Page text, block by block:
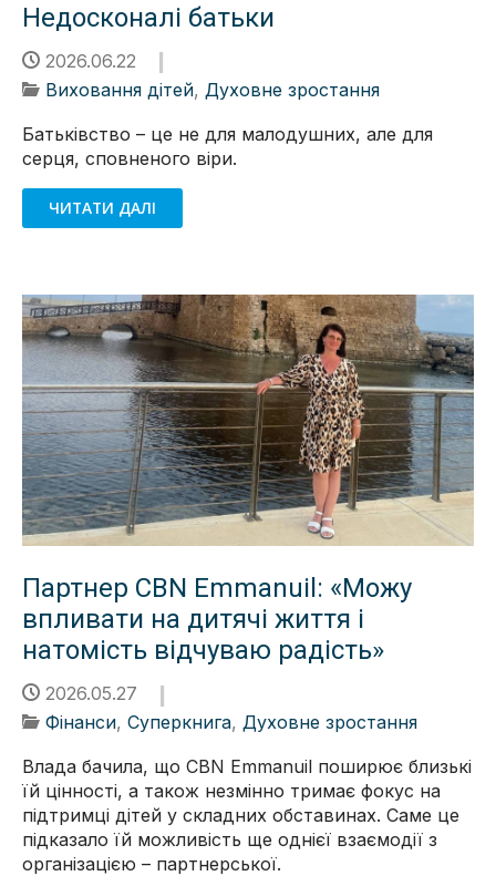
Недосконалі батьки
2026.06.22
Виховання дітей, Духовне зростання
Батьківство – це не для малодушних, але для
серця, сповненого віри.
ЧИТАТИ ДАЛІ
Партнер CBN Emmanuil: «Можу
впливати на дитячі життя і
натомість відчуваю радість»
2026.05.27
Фінанси, Суперкнига, Духовне зростання
Влада бачила, що CBN Emmanuil поширює близькі
їй цінності, а також незмінно тримає фокус на
підтримці дітей у складних обставинах. Саме це
підказало їй можливість ще однієї взаємодії з
організацією – партнерської.